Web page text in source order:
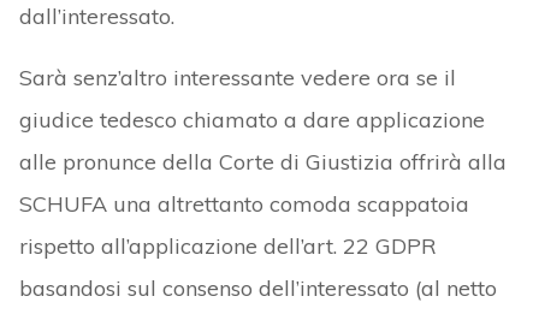
dall’interessato.
Sarà senz’altro interessante vedere ora se il
giudice tedesco chiamato a dare applicazione
alle pronunce della Corte di Giustizia offrirà alla
SCHUFA una altrettanto comoda scappatoia
rispetto all’applicazione dell’art. 22 GDPR
basandosi sul consenso dell’interessato (al netto